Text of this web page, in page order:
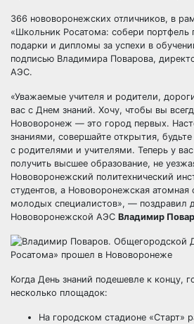
366 нововоронежских отличников, в
«Школьник Росатома: собери портфель
подарки и дипломы за успехи в
подписью Владимира Поварова,
АЭС.
«Уважаемые учителя и родители,
вас с Днем знаний. Хочу, чтобы вы
Нововоронеж — это город первых.
знаниями, совершайте открытия,
с родителями и учителями. Теперь у
получить высшее образование, не
Нововоронежский политехнический
студентов, а Нововоронежская
молодых специалистов», — поздравил
Нововоронежской АЭС Владимир
Когда День знаний подешевле к концу,
несколько площадок:
На городском стадионе «Старт»